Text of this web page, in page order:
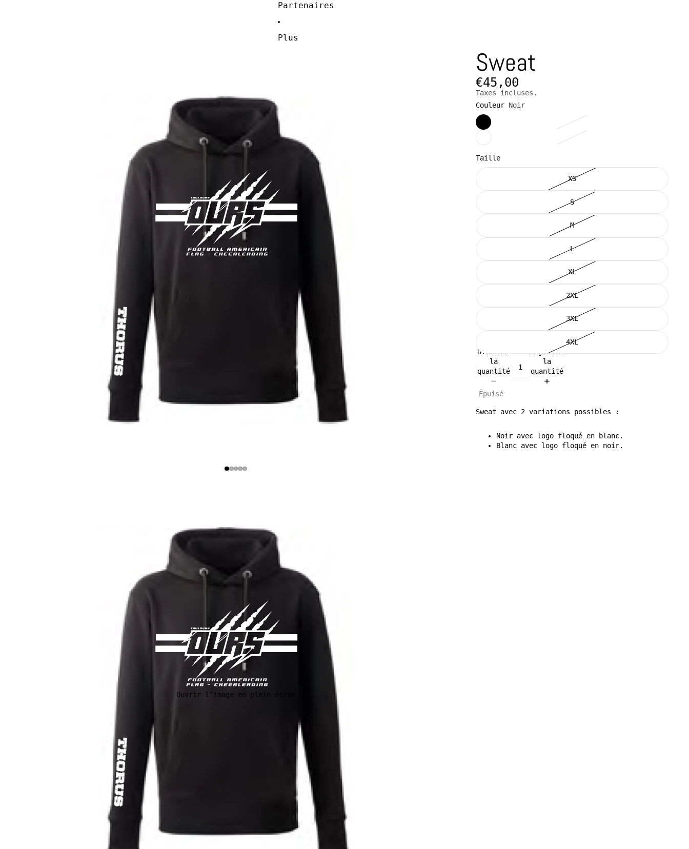
Partenaires
Plus
Ouvrir l’image en plein écran
Sweat
€45,00
Taxes incluses.
Couleur Noir
Taille
XS
S
M
L
XL
2XL
3XL
4XL
Diminuer
la
quantité
Augmenter
la
quantité
Épuisé
Sweat avec 2 variations possibles :
Noir avec logo floqué en blanc.
Blanc avec logo floqué en noir.